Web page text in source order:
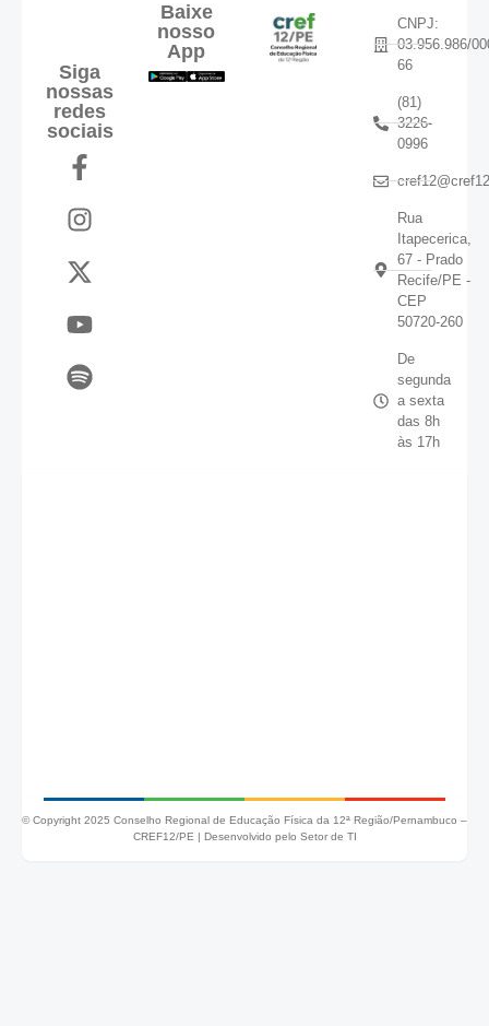
Siga
nossas
redes
sociais
Baixe
nosso
App
CNPJ:
03.956.986/
66
(81)
3226-
0996
Rua
Itapecerica,
67 - Prado
Recife/PE -
CEP
50720-260
De
segunda
a sexta
das 8h
às 17h
© Copyright 2025 Conselho Regional de Educação Física da 12ª Região/Pernambuco –
CREF12/PE | Desenvolvido pelo Setor de TI